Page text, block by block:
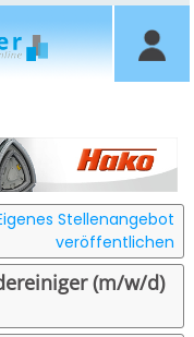
Stellenangebot
veröffentlichen
(m/w/d)